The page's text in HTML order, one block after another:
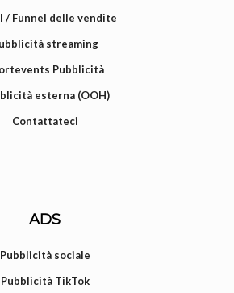
/ Funnel delle vendite
streaming
Pubblicità
esterna (OOH)
Contattateci
ADS
Pubblicità sociale
Pubblicità TikTok